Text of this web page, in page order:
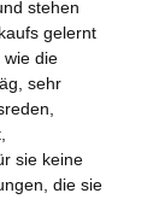
stehen
gelernt
wie die
sehr
sie keine
die sie